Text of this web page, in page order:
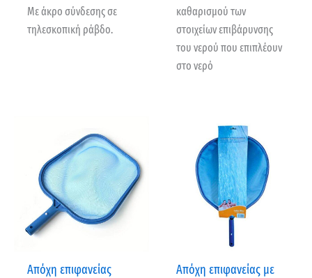
Με άκρο σύνδεσης σε
τηλεσκοπική ράβδο.
καθαρισμού των
στοιχείων επιβάρυνσης
του νερού που επιπλέουν
στο νερό
Απόχη επιφανείας
Απόχη επιφανείας με